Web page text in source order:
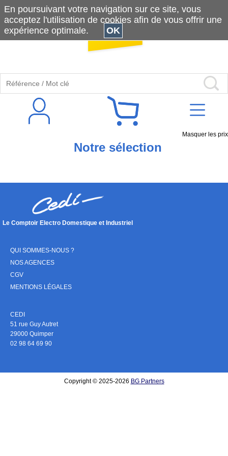
Masquer les prix
Notre sélection
Le Comptoir Electro Domestique et Industriel
QUI SOMMES-NOUS ?
NOS AGENCES
CGV
MENTIONS LÉGALES
CEDI
51 rue Guy Autret
29000 Quimper
02 98 64 69 90
Copyright © 2025-2026 BG Partners
En poursuivant votre navigation sur ce site, vous
acceptez l'utilisation de cookies afin de vous offrir une
expérience optimale.
OK